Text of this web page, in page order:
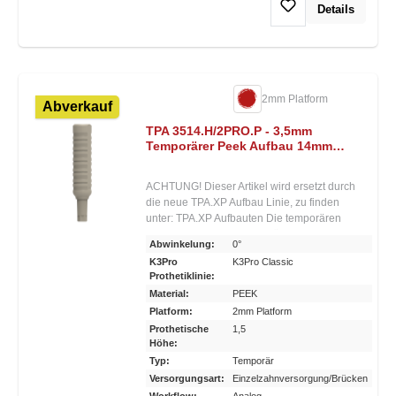
Aufbauten in Titan und Peek erhältlichDetails
Abverkauf
TPA 3514.H/2PRO.P - 3,5mm
Temporärer Peek Aufbau 14mm
2mm Platform
ACHTUNG! Dieser Artikel wird ersetzt durch
die neue TPA.XP Aufbau Linie, zu finden
unter: TPA.XP Aufbauten Die temporären
speziell für die Einpolymerisierung von
Provisorien direkt im Mund gedacht. Sie
können und sollen individuell gekürzt
werden. Sie sind in Peek und Titan sowie
zweierlei Durchmessern erhältlich. Zur
Schonung des einheilenden Implantats wird
während der Tragephase des Provisoriums
kein konischer Kraftschluss zum Aufbau
hergestellt. Weiterer Vorteil: Der provisorische
Zahnersatz kann dadurch leichter manipuliert
Abwinkelung:
0°
K3Pro
Prothetiklinie:
K3Pro Classic
Material:
PEEK
Platform:
2mm Platform
Prothetische
Höhe:
1,5
Typ:
Temporär
Versorgungsart:
Einzelzahnversorgung/Brücken